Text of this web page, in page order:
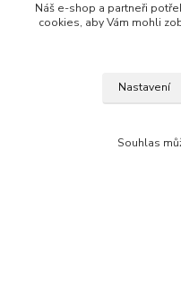
+420 704 105 305
Náš e-shop a partneři
cookies, aby Vám mohli
Nastavení
Souhlas